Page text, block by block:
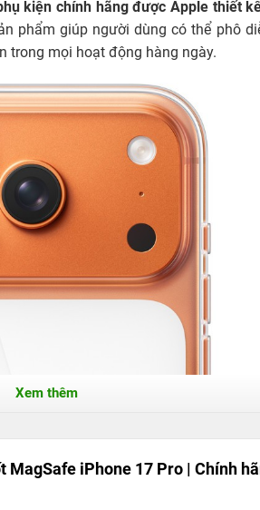
kiện chính hãng được Apple thiết
phẩm giúp người dùng có thể phô
trong mọi hoạt động hàng ngày.
Xem thêm
MagSafe iPhone 17 Pro | Chính